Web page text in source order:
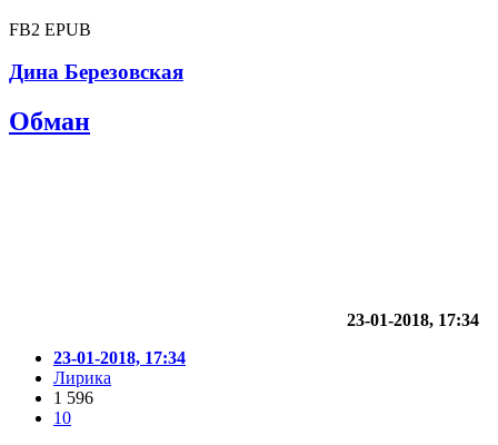
FB2 EPUB
Дина Березовская
Обман
23-01-2018, 17:34
23-01-2018, 17:34
Лирика
1 596
10